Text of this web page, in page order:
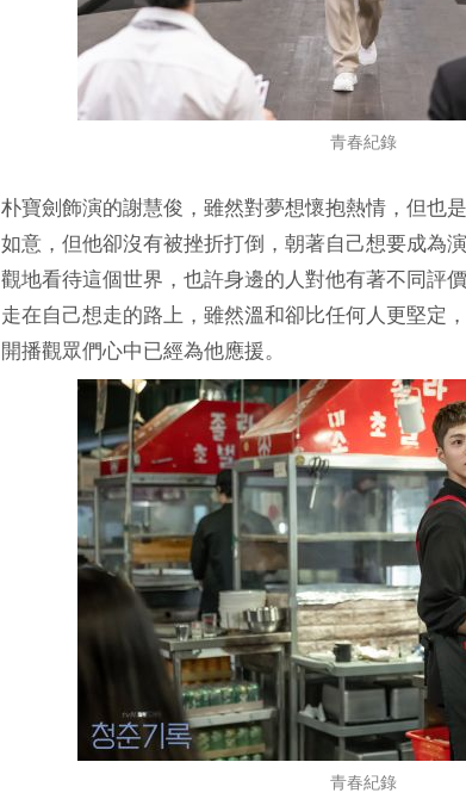
青春紀錄
朴寶劍飾演的謝慧俊，雖然對夢想懷抱熱情，但也
如意，但他卻沒有被挫折打倒，朝著自己想要成為
觀地看待這個世界，也許身邊的人對他有著不同評
走在自己想走的路上，雖然溫和卻比任何人更堅定
開播觀眾們心中已經為他應援。
青春紀錄